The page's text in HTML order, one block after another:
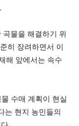
물을 해결하기 위
히 장려하면서 이
해 앞에서는 속수
수매 계획이 현실
는 현지 농민들의